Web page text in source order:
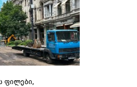
ფილები,